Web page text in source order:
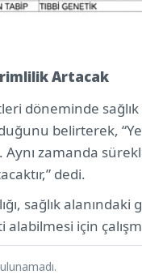
Artacak
döneminde sağlık
belirterek,
zamanda
dedi.
sağlık
alabilmesi için